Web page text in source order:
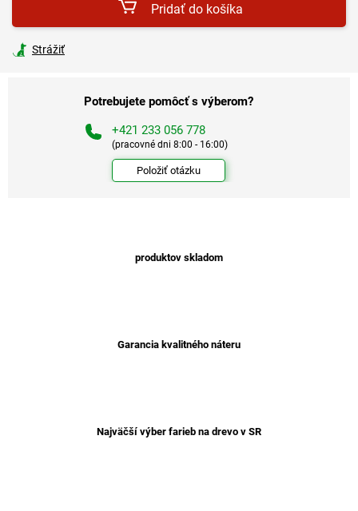
Pridať do košíka
Strážiť
Potrebujete pomôcť s výberom?
+421 233 056 778
(pracovné dni 8:00 - 16:00)
Položiť otázku
produktov skladom
Garancia kvalitného náteru
Najväčší výber farieb na drevo v SR